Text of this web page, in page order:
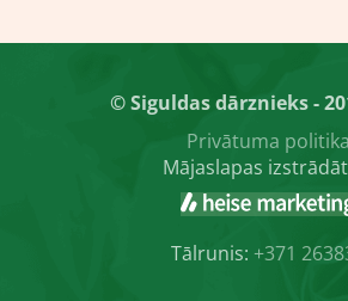
© Siguldas dārznieks -
Privātuma politika
Mājaslapas
Tālrunis: +371